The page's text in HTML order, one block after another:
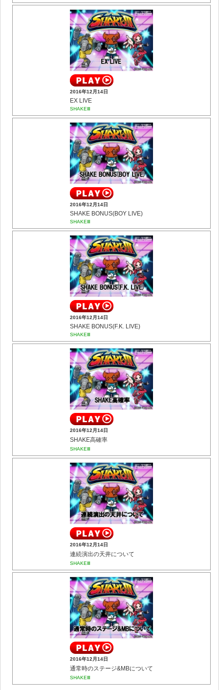
2016年12月14日
EX LIVE
SHAKEⅢ
2016年12月14日
SHAKE BONUS(BOY LIVE)
SHAKEⅢ
2016年12月14日
SHAKE BONUS(F.K. LIVE)
SHAKEⅢ
2016年12月14日
SHAKE高確率
SHAKEⅢ
2016年12月14日
連続演出の天井について
SHAKEⅢ
2016年12月14日
通常時のステージ&MBについて
SHAKEⅢ